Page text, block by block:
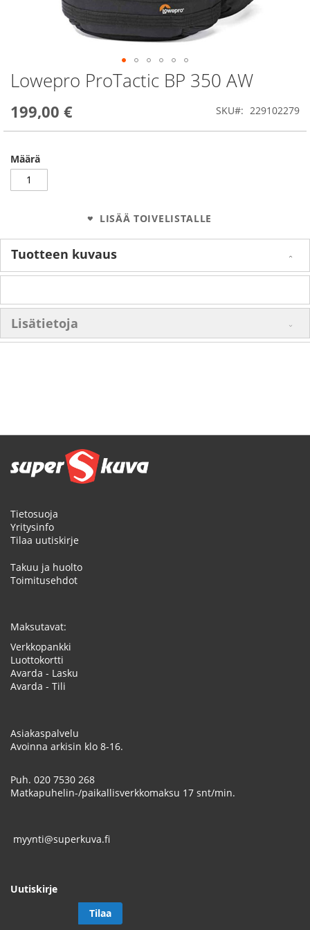
Lowepro ProTactic BP 350 AW
199,00 € SKU 229102279
Määrä
LISÄÄ TOIVELISTALLE
Skip
to
beginning
of
images
gallery
Tuotteen kuvaus
Lisätietoja
Tietosuoja
Yritysinfo
Tilaa uutiskirje
Takuu ja huolto
Toimitusehdot
Maksutavat:
Verkkopankki
Luottokortti
Avarda - Lasku
Avarda - Tili
Asiakaspalvelu
Avoinna arkisin klo 8-16.
Puh. 020 7530 268
Matkapuhelin-/paikallisverkkomaksu 17 snt/min.
myynti@superkuva.fi
Uutiskirje
Tilaa